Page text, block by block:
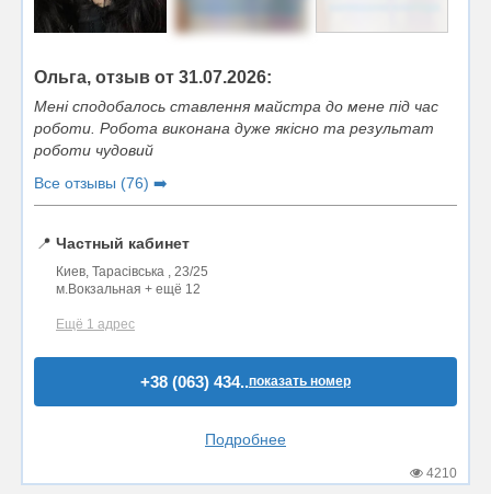
Ольга, отзыв от 31.07.2026:
Мені сподобалось ставлення майстра до мене під час
роботи. Робота виконана дуже якісно та результат
роботи чудовий
Все отзывы (76) ➡️
📍 Частный кабинет
Киев, Тарасівська , 23/25
м.Вокзальная + ещё 12
Ещё 1 адрес
+38 (063) 434..показать номер
Подробнее
4210